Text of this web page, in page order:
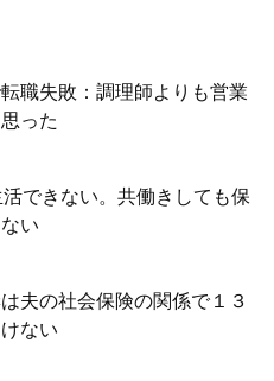
職失敗：調理師よりも営業
った
できない。共働きしても保
い
夫の社会保険の関係で１３
ない